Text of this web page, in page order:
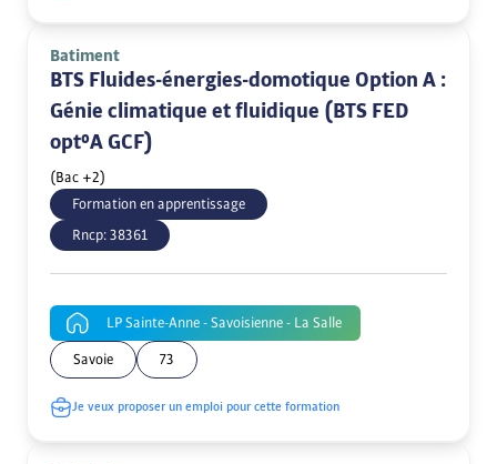
Batiment
BTS Fluides-énergies-domotique Option A :
Génie climatique et fluidique (BTS FED
opt°A GCF)
(Bac +2)
Formation en apprentissage
Rncp: 38361
LP Sainte-Anne - Savoisienne - La Salle
Savoie 73
Je veux proposer un emploi pour cette formation